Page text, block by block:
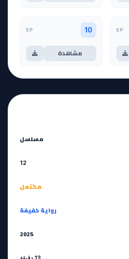
EP
10
EP
مشاهدة
آخر حلقة 🔥
12
EP
مسلسل
12
مكتمل
رواية خفيفة
2025